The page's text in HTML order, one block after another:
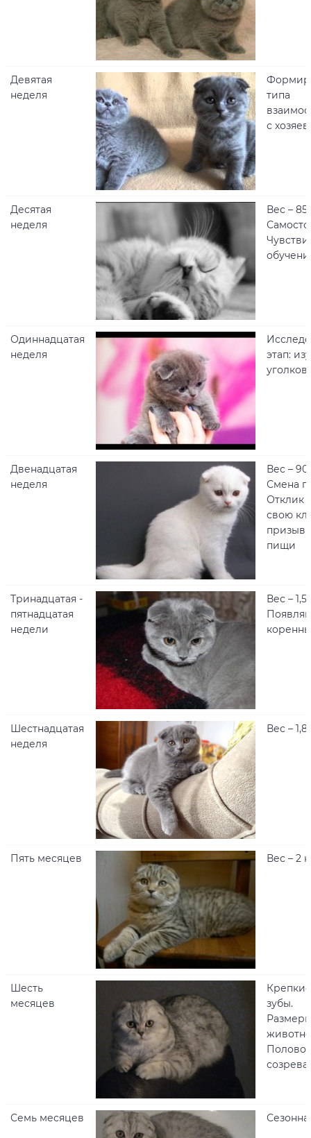
Девятая
неделя
типа
с
Десятая
неделя
Вес –
Одиннадцатая
неделя
этап:
Двенадцатая
неделя
Вес –
Смена
Отклик
свою
призыв
пищи
Тринадцатая -
пятнадцатая
недели
Вес – 1,5
Шестнадцатая
неделя
Вес – 1,8
Пять месяцев Вес – 2
Шесть
месяцев
зубы.
Семь месяцев